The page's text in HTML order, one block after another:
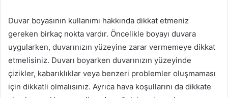
Duvar boyasının kullanımı hakkında dikkat etmeniz
gereken birkaç nokta vardır. Öncelikle boyayı duvara
uygularken, duvarınızın yüzeyine zarar vermemeye dikkat
etmelisiniz. Duvarı boyarken duvarınızın yüzeyinde
çizikler, kabarıklıklar veya benzeri problemler oluşmaması
için dikkatli olmalısınız. Ayrıca hava koşullarını da dikkate